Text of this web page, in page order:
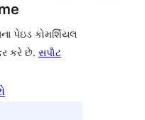
પેઇડ કોમર્શિયલ
કરે છે. સપોૅટ